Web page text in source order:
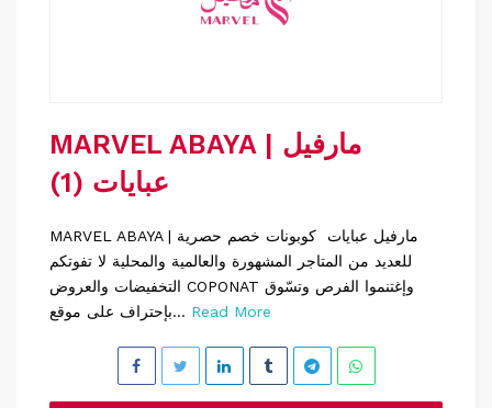
MARVEL ABAYA | مارفيل
عبايات (1)
MARVEL ABAYA | مارفيل عبايات كوبونات خصم حصرية
للعديد من المتاجر المشهورة والعالمية والمحلية لا تفوتكم
التخفيضات والعروض COPONAT وإغتنموا الفرص وتسّوق
بإحتراف على موقع... Read More